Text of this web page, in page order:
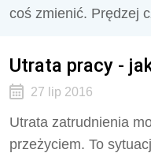
coś zmienić. Prędzej
Utrata pracy -
27 lip 2016
Utrata zatrudnienia
przeżyciem. To